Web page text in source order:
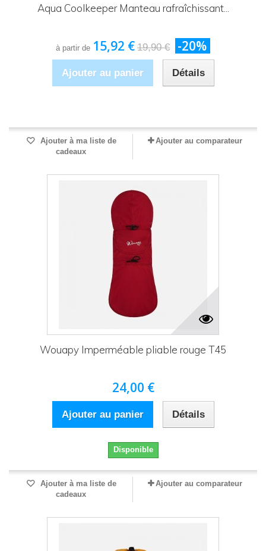
Aqua Coolkeeper Manteau rafraîchissant...
à partir de 15,92 € 19,90 € -20%
Ajouter au panier Détails
Ajouter à ma liste de
cadeaux
Ajouter au comparateur
Wouapy Imperméable pliable rouge T45
24,00 €
Ajouter au panier Détails
Disponible
Ajouter à ma liste de
cadeaux
Ajouter au comparateur